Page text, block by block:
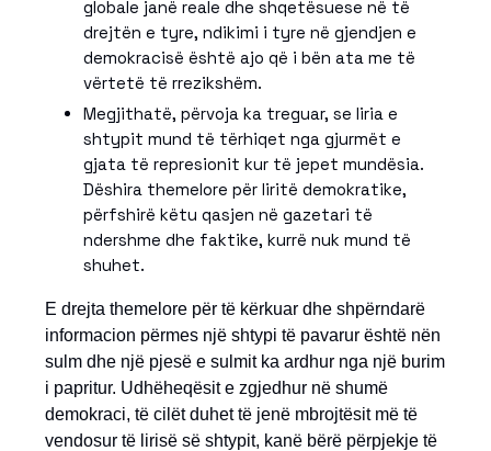
globale janë reale dhe shqetësuese në të
drejtën e tyre, ndikimi i tyre në gjendjen e
demokracisë është ajo që i bën ata me të
vërtetë të rrezikshëm.
Megjithatë, përvoja ka treguar, se liria e
shtypit mund të tërhiqet nga gjurmët e
gjata të represionit kur të jepet mundësia.
Dëshira themelore për liritë demokratike,
përfshirë këtu qasjen në gazetari të
ndershme dhe faktike, kurrë nuk mund të
shuhet.
E drejta themelore për të kërkuar dhe shpërndarë
informacion përmes një shtypi të pavarur është nën
sulm dhe një pjesë e sulmit ka ardhur nga një burim
i papritur. Udhëheqësit e zgjedhur në shumë
demokraci, të cilët duhet të jenë mbrojtësit më të
vendosur të lirisë së shtypit, kanë bërë përpjekje të